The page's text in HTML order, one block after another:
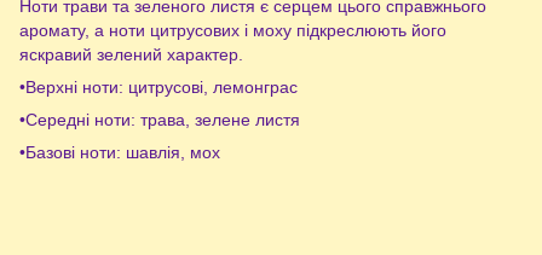
Ноти трави та зеленого листя є серцем цього справжнього
аромату, а ноти цитрусових і моху підкреслюють його
яскравий зелений характер.
•Верхні ноти: цитрусові, лемонграс
•Середні ноти: трава, зелене листя
•Базові ноти: шавлія, мох